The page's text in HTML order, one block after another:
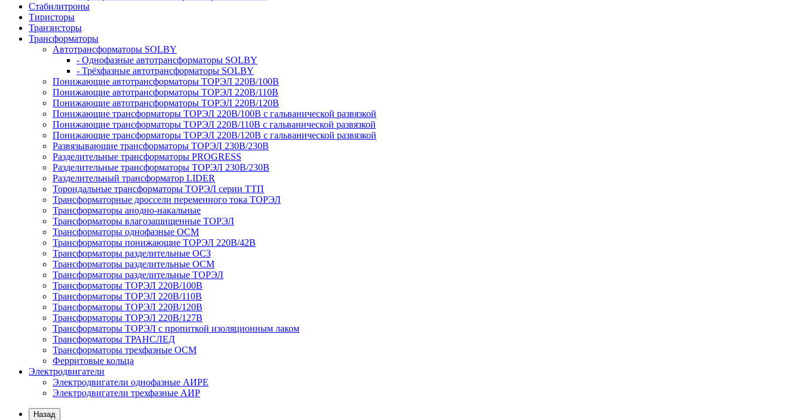
Стабилитроны
Тиристоры
Транзисторы
Трансформаторы
Автотрансформаторы SOLBY
- Однофазные автотрансформаторы SOLBY
- Трёхфазные автотрансформаторы SOLBY
Понижающие автотрансформаторы ТОРЭЛ 220В/100В
Понижающие автотрансформаторы ТОРЭЛ 220В/110В
Понижающие автотрансформаторы ТОРЭЛ 220В/120В
Понижающие трансформаторы ТОРЭЛ 220В/100В с гальванической развязкой
Понижающие трансформаторы ТОРЭЛ 220В/110В с гальванической развязкой
Понижающие трансформаторы ТОРЭЛ 220В/120В с гальванической развязкой
Развязывающие трансформаторы ТОРЭЛ 230В/230В
Разделительные трансформаторы PROGRESS
Разделительные трансформаторы ТОРЭЛ 230В/230В
Разделительный трансформатор LIDER
Тороидальные трансформаторы ТОРЭЛ серии ТТП
Трансформаторные дроссели переменного тока ТОРЭЛ
Трансформаторы анодно-накальные
Трансформаторы влагозащищенные ТОРЭЛ
Трансформаторы однофазные ОСМ
Трансформаторы понижающие ТОРЭЛ 220В/42В
Трансформаторы разделительные ОСЗ
Трансформаторы разделительные ОСМ
Трансформаторы разделительные ТОРЭЛ
Трансформаторы ТОРЭЛ 220В/100В
Трансформаторы ТОРЭЛ 220В/110В
Трансформаторы ТОРЭЛ 220В/120В
Трансформаторы ТОРЭЛ 220В/127В
Трансформаторы ТОРЭЛ с пропиткой изоляционным лаком
Трансформаторы ТРАНСЛЕД
Трансформаторы трехфазные ОСМ
Ферритовые кольца
Электродвигатели
Электродвигатели однофазные АИРЕ
Электродвигатели трехфазные АИР
Назад